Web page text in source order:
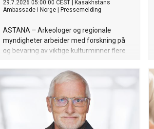
29.7.2026 05:00:00 CEST
Kasakhstans
Ambassade i Norge
Pressemelding
ASTANA – Arkeologer og regionale
myndigheter arbeider med forskning på
og bevaring av viktige kulturminner flere
bronsealderbosetninger i Rudny til
monumenter fra Den gylne horde og et
gammelt handelsknutepunkt ved Det
kaspiske hav, gir arbeidet ny kunnskap om
landets arkeologiske arv og bidrar til
langsiktig bevaring.